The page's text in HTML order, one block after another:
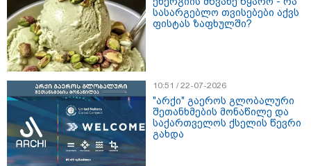
11:13 / 05-08-2026
Hisense წარმოგიდგენთ გზავნილს "ინოვაციები
უკეთესი ცხოვრებისათვის" FIFA-ს 2026 წლის
მსოფლიო ჩემპიონატზე™
სასარგებლო თვისებები აქვს
ფისტას ზაფხულში?
10:51 / 22-07-2026
"არქი" გაეროს გლობალური
შეთანხმების მონაწილე და
საქართველოს ქსელის წევრი
გახდა